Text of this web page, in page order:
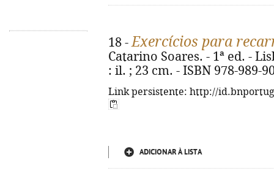
18 -Exercícios para
Catarino Soares. - 1ª ed. -
: il. ; 23 cm. - ISBN 978-989-
Link persistente: http://
ADICIONAR À LISTA